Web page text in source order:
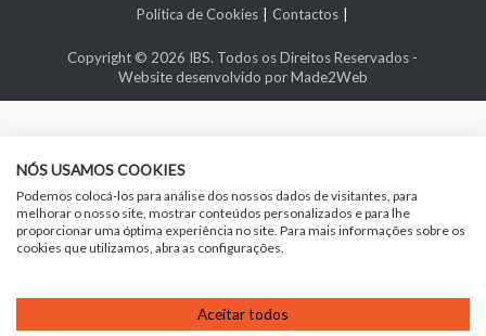
Política de Cookies
Contactos
Copyright © 2026 IBS. Todos os Direitos Reservados -
Website desenvolvido porMade2Web
NÓS USAMOS COOKIES
Podemos colocá-los para análise dos nossos dados de visitantes, para
melhorar o nosso site, mostrar conteúdos personalizados e para lhe
proporcionar uma óptima experiência no site. Para mais informações sobre os
cookies que utilizamos, abra as configurações.
Aceitar todos